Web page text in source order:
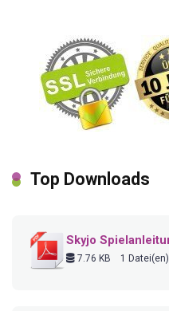
Top Downloads
Skyjo
7.76 KB 1